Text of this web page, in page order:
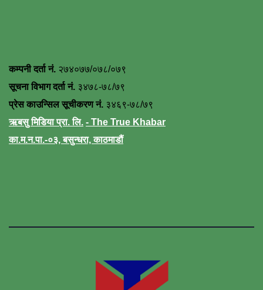
कम्पनी दर्ता नं. २७४०७७/०७८/०७९
सूचना विभाग दर्ता नं. ३४७८-७८/७९
प्रेस काउन्सिल सूचीकरण नं. ३४६९-७८/७९
ऋबसु मिडिया प्रा. लि. - The True Khabar
का.म.न.पा.-०३, बसुन्धरा, काठमाडौं